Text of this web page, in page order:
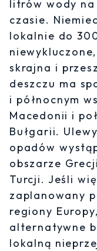
litrów wody
czasie.
lokalnie do
skrajna i
deszczu ma
i północnym
Macedonii i
Bułgarii.
opadów
obszarze
Turcji. Jeśli
zaplanowany
regiony
alternatywne
lokalną